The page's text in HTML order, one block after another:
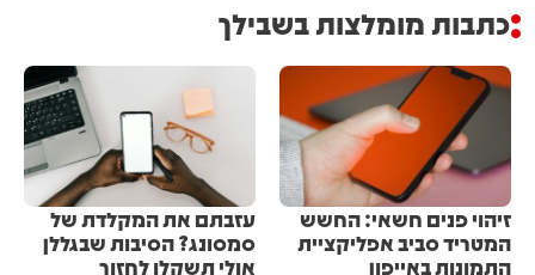
כתבות מומלצות בשבילך
זיהוי פנים חשאי: החשש
המטריד סביב אפליקציית
התמונות באייפון
עזבתם את המקלדת של
סמסונג? הסיבות שבגללן
אולי תשקלו לחזור